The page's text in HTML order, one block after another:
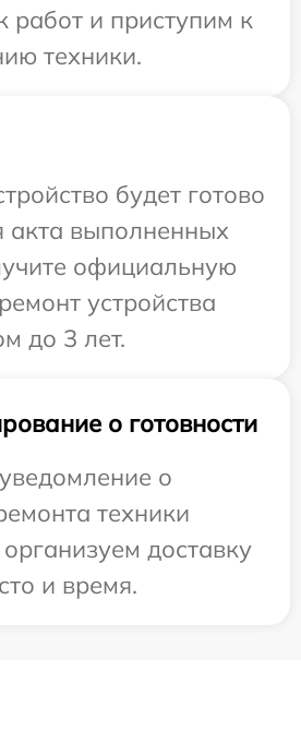
работ и приступим к
техники.
будет готово
акта выполненных
официальную
устройства
до 3 лет.
о готовности
о
техники
доставку
и время.